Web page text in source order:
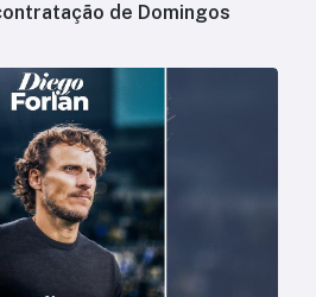
de Domingos